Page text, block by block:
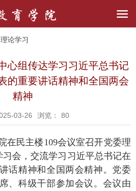
理论学习
心组传达学习习近平总书记
的重要讲话精神和全国两会
精神
03-26 浏览： 80
在民主楼109会议室召开党委理
习会，交流学习习近平总书记在
话精神和全国两会精神。党委
、科级干部参加会议。会议由